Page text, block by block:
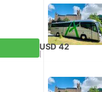
USD 42